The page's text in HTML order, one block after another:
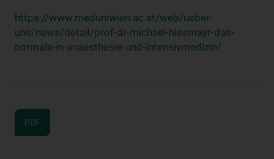
https://www.meduniwien.ac.at/web/ueber-
uns/news/detail/prof-dr-michael-hiesmayr-das-
normale-in-anaesthesie-und-intensivmedizin/
PDF